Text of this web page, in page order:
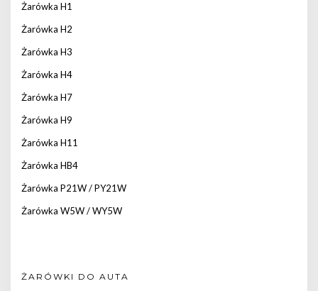
Żarówka H1
Żarówka H2
Żarówka H3
Żarówka H4
Żarówka H7
Żarówka H9
Żarówka H11
Żarówka HB4
Żarówka P21W / PY21W
Żarówka W5W / WY5W
ŻARÓWKI DO AUTA